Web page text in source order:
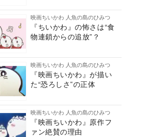
映画ちいかわ 人魚の島のひみつ
『ちいかわ』の怖さは“食
物連鎖からの追放”？
映画ちいかわ 人魚の島のひみつ
『映画ちいかわ』が描い
た“恐ろしさ”の正体
映画ちいかわ 人魚の島のひみつ
『映画ちいかわ』原作フ
ァン絶賛の理由